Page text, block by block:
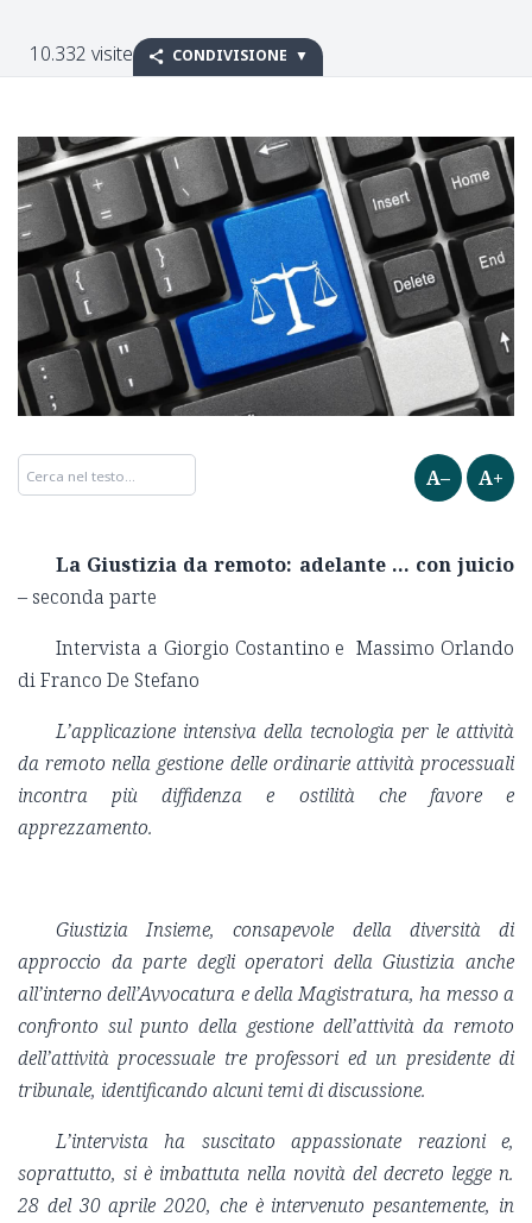
10.332 visite CONDIVISIONE
A– A+
La Giustizia da remoto: adelante … con juicio
– seconda parte
Intervista a Giorgio Costantino e Massimo Orlando
di Franco De Stefano
L’applicazione intensiva della tecnologia per le attività
da remoto nella gestione delle ordinarie attività processuali
incontra più diffidenza e ostilità che favore e
apprezzamento.
Giustizia Insieme, consapevole della diversità di
approccio da parte degli operatori della Giustizia anche
all’interno dell’Avvocatura e della Magistratura, ha messo a
confronto sul punto della gestione dell’attività da remoto
dell’attività processuale tre professori ed un presidente di
tribunale, identificando alcuni temi di discussione.
L’intervista ha suscitato appassionate reazioni e,
soprattutto, si è imbattuta nella novità del decreto legge n.
28 del 30 aprile 2020, che è intervenuto pesantemente, in